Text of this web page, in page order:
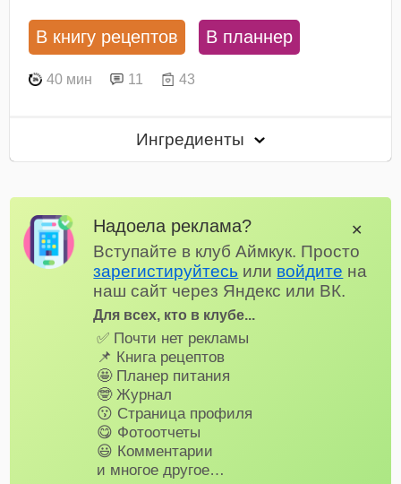
В книгу рецептов В планнер
40 мин 11 43
Ингредиенты
Надоела реклама?
Вступайте в клуб Аймкук. Просто
зарегистируйтесь или войдите на
наш сайт через Яндекс или ВК.
Для всех, кто в клубе...
✅ Почти нет рекламы
📌 Книга рецептов
🤩 Планер питания
🤓 Журнал
😗 Страница профиля
😋 Фотоотчеты
😃 Комментарии
и многое другое…
✕